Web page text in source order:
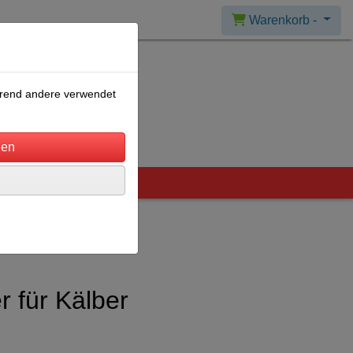
Warenkorb -
für Kälber
andere verwendet